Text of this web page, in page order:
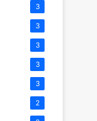
3
3
3
3
3
2